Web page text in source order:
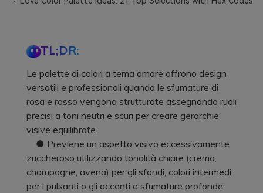
TL;DR:
Le palette di colori a tema amore offrono design
versatili e professionali quando le sfumature di
rosa e rosso vengono strutturate assegnando ruoli
precisi a toni neutri e scuri per creare gerarchie
visive equilibrate.
● Previene un aspetto visivo eccessivamente
zuccheroso utilizzando tonalità chiare (crema,
champagne, avena) per gli sfondi, colori intermedi
per i pulsanti o gli accenti e sfumature profonde